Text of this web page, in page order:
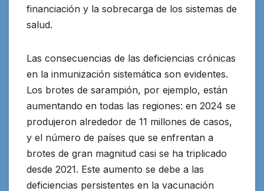
financiación y la sobrecarga de los sistemas de
salud.
Las consecuencias de las deficiencias crónicas
en la inmunización sistemática son evidentes.
Los brotes de sarampión, por ejemplo, están
aumentando en todas las regiones: en 2024 se
produjeron alrededor de 11 millones de casos,
y el número de países que se enfrentan a
brotes de gran magnitud casi se ha triplicado
desde 2021. Este aumento se debe a las
deficiencias persistentes en la vacunación